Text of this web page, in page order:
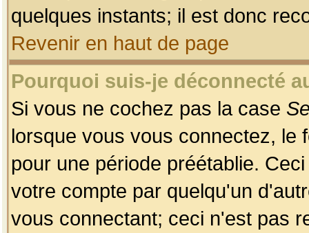
quelques instants; il est donc
Revenir en haut de page
Pourquoi suis-je déconnecté
Si vous ne cochez pas la case
lorsque vous vous connectez, le
pour une période préétablie.
votre compte par quelqu'un
vous connectant; ceci n'est pas